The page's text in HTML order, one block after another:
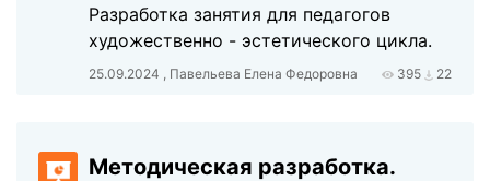
Разработка занятия для педагогов
художественно - эстетического цикла.
25.09.2024 , Павельева Елена Федоровна 395 22
Методическая разработка.